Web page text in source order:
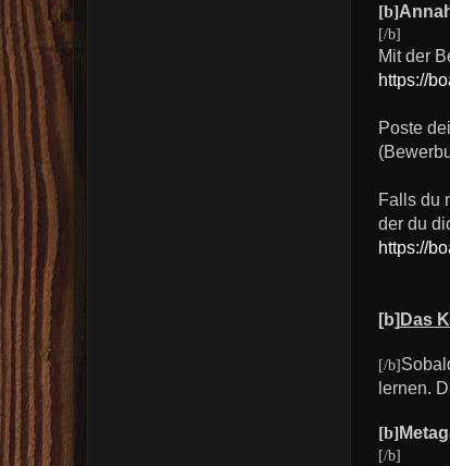
[b]
[/b]
Mit der
https://
Poste
Falls du
der du
https://
[b] Das
[/b]
lernen.
[b]
[/b]